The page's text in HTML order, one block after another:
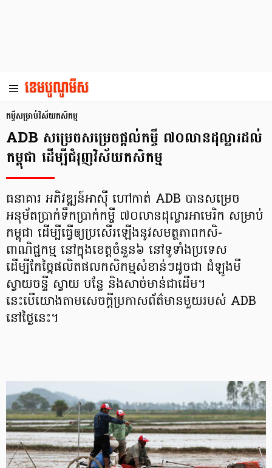
កម្ចី​សម្រាប់​វិស័យ​កសិកម្ម
ADB សម្រេចសម្រេចផ្ដល់កម្ចី ៧០លានដុល្លារដល់
កម្ពុជា ដើម្បីជំរុញវិស័យកសិកម្ម
ធនាគារ អភិវឌ្ឍន៍អាស៊ី ហៅកាត់ ADB បានសម្រេច
អនុម័តប្រាក់ទឹកប្រាក់កម្ចី ៧០លានដុល្លារអាមេរិក សម្រាប់
កម្ពុជា ដើម្បីធ្វើឲ្យប្រសើរឡើងនូវសមត្ថភាពកសិ-
ពាណិជ្ជកម្ម នៅក្នុងខេត្តចំនួន៦ នៅទូទាំងប្រទេស
ដើម្បីកែច្នៃផលិតផលកសិកម្មសំខាន់ៗដូចជា ដំឡូងមី
ស្វាយចន្ទី ស្វាយ បន្លែ និងសាច់មាន់ជាដើម។
នេះបើយោងតាមសេចក្ដីប្រកាសព័ត៌មានមួយរបស់ ADB
នៅថ្ងៃនេះ។